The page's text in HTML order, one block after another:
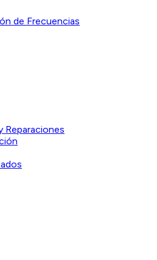
de Frecuencias
Reparaciones